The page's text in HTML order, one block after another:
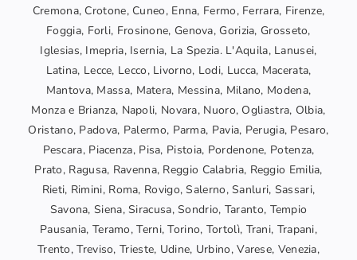
Cremona, Crotone, Cuneo, Enna, Fermo, Ferrara, Firenze,
Foggia, Forli, Frosinone, Genova, Gorizia, Grosseto,
Iglesias, Imepria, Isernia, La Spezia. L'Aquila, Lanusei,
Latina, Lecce, Lecco, Livorno, Lodi, Lucca, Macerata,
Mantova, Massa, Matera, Messina, Milano, Modena,
Monza e Brianza, Napoli, Novara, Nuoro, Ogliastra, Olbia,
Oristano, Padova, Palermo, Parma, Pavia, Perugia, Pesaro,
Pescara, Piacenza, Pisa, Pistoia, Pordenone, Potenza,
Prato, Ragusa, Ravenna, Reggio Calabria, Reggio Emilia,
Rieti, Rimini, Roma, Rovigo, Salerno, Sanluri, Sassari,
Savona, Siena, Siracusa, Sondrio, Taranto, Tempio
Pausania, Teramo, Terni, Torino, Tortolì, Trani, Trapani,
Trento, Treviso, Trieste, Udine, Urbino, Varese, Venezia,